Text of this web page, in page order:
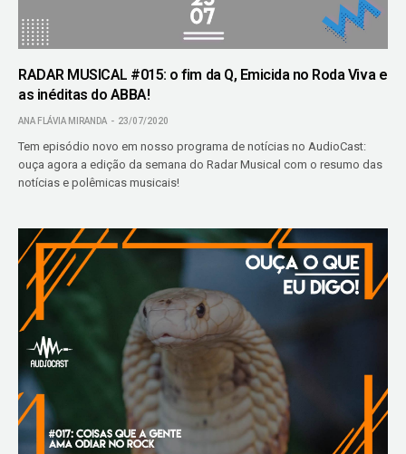
RADAR MUSICAL #015: o fim da Q, Emicida no Roda Viva e
as inéditas do ABBA!
ANA FLÁVIA MIRANDA 23/07/2020
Tem episódio novo em nosso programa de notícias no AudioCast:
ouça agora a edição da semana do Radar Musical com o resumo das
notícias e polêmicas musicais!